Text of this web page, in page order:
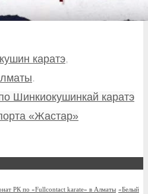
каратэ,
.
Шинкиокушинкай каратэ
«Жастар»
РК по «Fullcontact karate» в Алматы «Белый